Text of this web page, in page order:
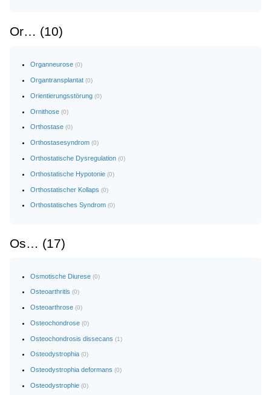
Or… (10)
Organneurose (0)
Organtransplantat (0)
Orientierungsstörung (0)
Ornithose (0)
Orthostase (0)
Orthostasesyndrom (0)
Orthostatische Dysregulation (0)
Orthostatische Hypotonie (0)
Orthostatischer Kollaps (0)
Orthostatisches Syndrom (0)
Os… (17)
Osmotische Diurese (0)
Osteoarthritis (0)
Osteoarthrose (0)
Osteochondrose (0)
Osteochondrosis dissecans (1)
Osteodystrophia (0)
Osteodystrophia deformans (0)
Osteodystrophie (0)